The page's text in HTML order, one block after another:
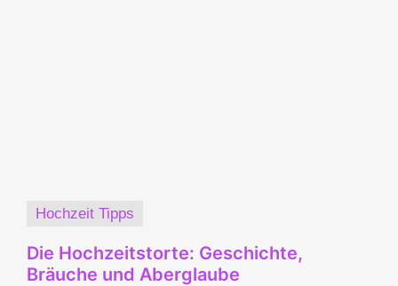
Hochzeit Tipps
Die Hochzeitstorte: Geschichte,
Bräuche und Aberglaube